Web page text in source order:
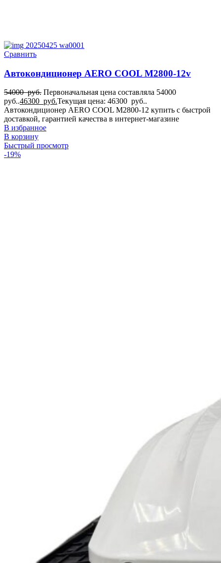
Сравнить
Автокондиционер AERO COOL M2800-12v
54000руб. Первоначальная цена составляла 54000
руб..46300 руб.Текущая цена: 46300 руб..
Автокондиционер AERO COOL M2800-12 купить с быстрой
доставкой, гарантией качества в интернет-магазине
В избранное
В корзину
Быстрый просмотр
-19%